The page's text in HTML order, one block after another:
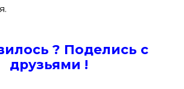
? Поделись с
друзьями !